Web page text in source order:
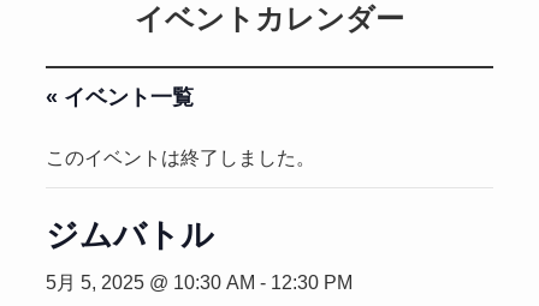
イベントカレンダー
« イベント一覧
このイベントは終了しました。
ジムバトル
5月 5, 2025 @ 10:30 AM - 12:30 PM